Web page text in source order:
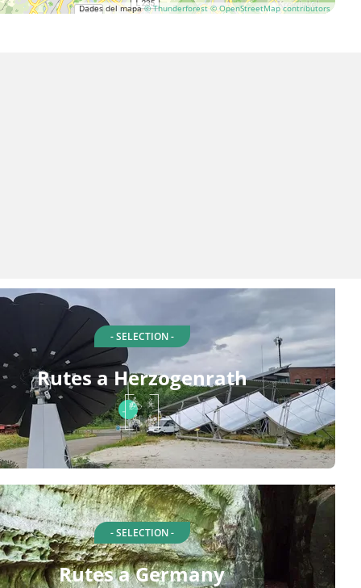
Dades del mapa© Thunderforest © OpenStreetMap contributors
- SELECTION -
Rutes a Herzogenrath
- SELECTION -
Rutes a Germany